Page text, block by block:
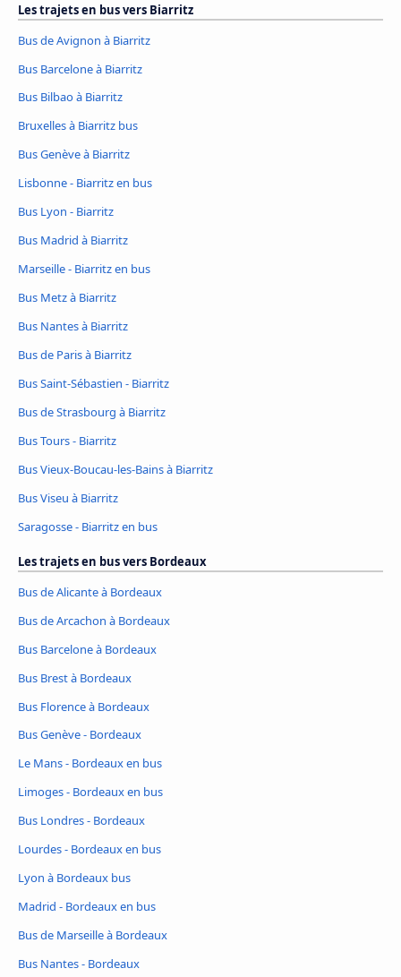
Les trajets en bus vers Biarritz
Bus de Avignon à Biarritz
Bus Barcelone à Biarritz
Bus Bilbao à Biarritz
Bruxelles à Biarritz bus
Bus Genève à Biarritz
Lisbonne - Biarritz en bus
Bus Lyon - Biarritz
Bus Madrid à Biarritz
Marseille - Biarritz en bus
Bus Metz à Biarritz
Bus Nantes à Biarritz
Bus de Paris à Biarritz
Bus Saint-Sébastien - Biarritz
Bus de Strasbourg à Biarritz
Bus Tours - Biarritz
Bus Vieux-Boucau-les-Bains à Biarritz
Bus Viseu à Biarritz
Saragosse - Biarritz en bus
Les trajets en bus vers Bordeaux
Bus de Alicante à Bordeaux
Bus de Arcachon à Bordeaux
Bus Barcelone à Bordeaux
Bus Brest à Bordeaux
Bus Florence à Bordeaux
Bus Genève - Bordeaux
Le Mans - Bordeaux en bus
Limoges - Bordeaux en bus
Bus Londres - Bordeaux
Lourdes - Bordeaux en bus
Lyon à Bordeaux bus
Madrid - Bordeaux en bus
Bus de Marseille à Bordeaux
Bus Nantes - Bordeaux